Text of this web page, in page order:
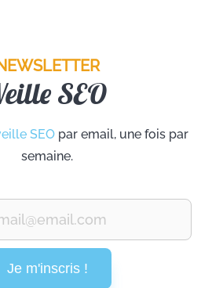
SEO
SEOpar email, une fois par
semaine.
Je m'inscris !